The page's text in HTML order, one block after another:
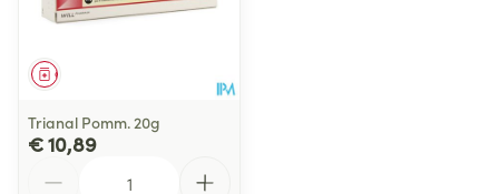
Geneesmiddel
Trianal Pomm. 20g
€ 10,89